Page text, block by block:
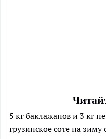
5 кг баклажанов и 3 кг
грузинское соте на